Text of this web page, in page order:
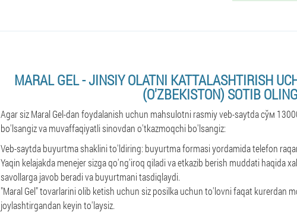
MARAL GEL - JINSIY OLATNI KATTALASHTIRISH
(O'ZBEKISTON) SOTIB OLING
Agar siz Maral Gel-dan foydalanish uchun mahsulotni rasmiy veb-saytda сўм
bo'lsangiz va muvaffaqiyatli sinovdan o'tkazmoqchi bo'lsangiz:
Veb-saytda buyurtma shaklini to'ldiring: buyurtma formasi yordamida telefon
Yaqin kelajakda menejer sizga qo'ng'iroq qiladi va etkazib berish muddati haqida
savollarga javob beradi va buyurtmani tasdiqlaydi.
"Maral Gel" tovarlarini olib ketish uchun siz posilka uchun to'lovni faqat kurerdan
joylashtirgandan keyin to'laysiz.